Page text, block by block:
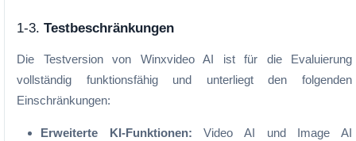
1-3. Testbeschränkungen
Die Testversion von Winxvideo AI ist für die Evaluierung
vollständig funktionsfähig und unterliegt den folgenden
Einschränkungen:
Erweiterte KI-Funktionen: Video AI und Image AI